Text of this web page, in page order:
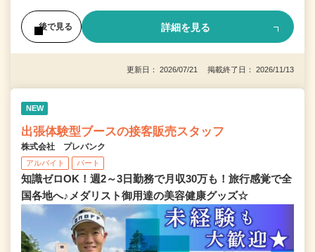
後で見る 詳細を見る
更新日： 2026/07/21 掲載終了日： 2026/11/13
NEW
出張体験型ブースの接客販売スタッフ
株式会社 プレバンク
アルバイト パート
知識ゼロOK！週2～3日勤務で月収30万も！旅行感覚で全
国各地へ♪メダリスト御用達の美容健康グッズ☆